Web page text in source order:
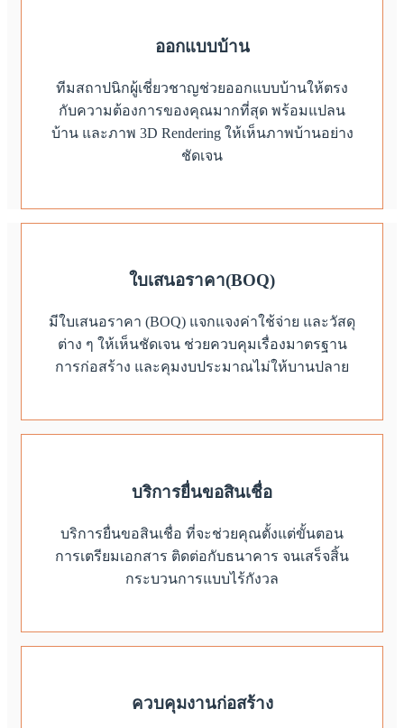
ออกแบบบ้าน
ทีมสถาปนิกผู้เชี่ยวชาญช่วยออกแบบบ้านให้ตรง
กับความต้องการของคุณมากที่สุด พร้อมแปลน
บ้าน และภาพ 3D Rendering ให้เห็นภาพบ้านอย่าง
ชัดเจน
ใบเสนอราคา(BOQ)
มีใบเสนอราคา (BOQ) แจกแจงค่าใช้จ่าย และวัสดุ
ต่าง ๆ ให้เห็นชัดเจน ช่วยควบคุมเรื่องมาตรฐาน
การก่อสร้าง และคุมงบประมาณไม่ให้บานปลาย
บริการยื่นขอสินเชื่อ
บริการยื่นขอสินเชื่อ ที่จะช่วยคุณตั้งแต่ขั้นตอน
การเตรียมเอกสาร ติดต่อกับธนาคาร จนเสร็จสิ้น
กระบวนการแบบไร้กังวล
ควบคุมงานก่อสร้าง